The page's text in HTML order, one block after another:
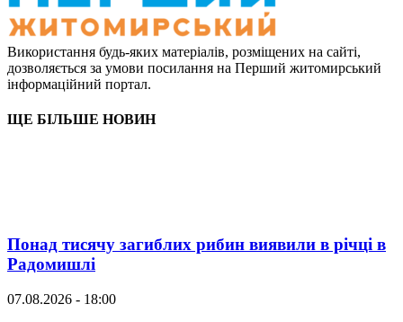
Використання будь-яких матеріалів, розміщених на сайті,
дозволяється за умови посилання на Перший житомирський
інформаційний портал.
ЩЕ БІЛЬШЕ НОВИН
Понад тисячу загиблих рибин виявили в річці в
Радомишлі
07.08.2026 - 18:00